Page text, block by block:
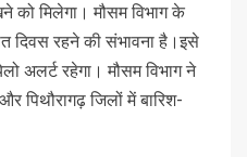
को मिलेगा। मौसम विभाग के
दिवस रहने की संभावना है।इसे
अलर्ट रहेगा। मौसम विभाग ने
पिथौरागढ़ जिलों में बारिश-